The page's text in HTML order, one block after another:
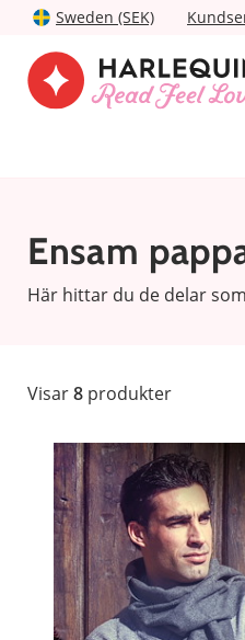
Sweden (SEK)
Ensam
Här hittar du de delar
Visar8 produkter